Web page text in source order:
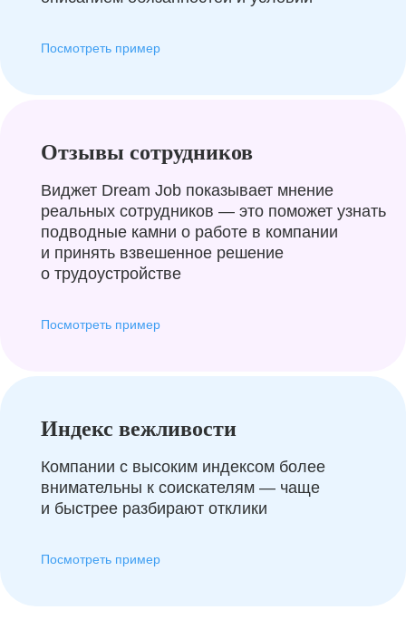
Посмотреть пример
Отзывы сотрудников
Виджет Dream Job показывает мнение
реальных сотрудников — это поможет узнать
подводные камни о работе в компании
и принять взвешенное решение
о трудоустройстве
Посмотреть пример
Индекс вежливости
Компании с высоким индексом более
внимательны к соискателям — чаще
и быстрее разбирают отклики
Посмотреть пример